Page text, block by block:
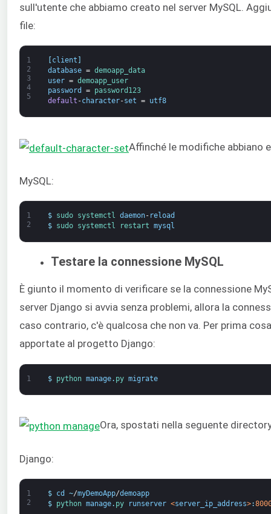
sull'utente che abbiamo creato nel server MySQL.
file:
1
2
3
4
5
client
database = demoapp_data
user = demoapp_user
password
=
password123
default -character-set = utf8
Affinché le modifiche abbiano
MySQL:
1
2
$ sudo systemctl daemon- reload
$
sudo systemctl restart mysql
Testare la connessione MySQL
È giunto il momento di verificare se la connessione
server Django si avvia senza problemi, allora la
caso contrario, c'è qualcosa che non va. Per prima
apportate al progetto Django:
1 $ python manage. py migrate
Ora, spostati nella seguente
Django:
1
2
$ cd ~/myDemoApp/demoapp
$
python manage. py runserver <server_ip_address>: